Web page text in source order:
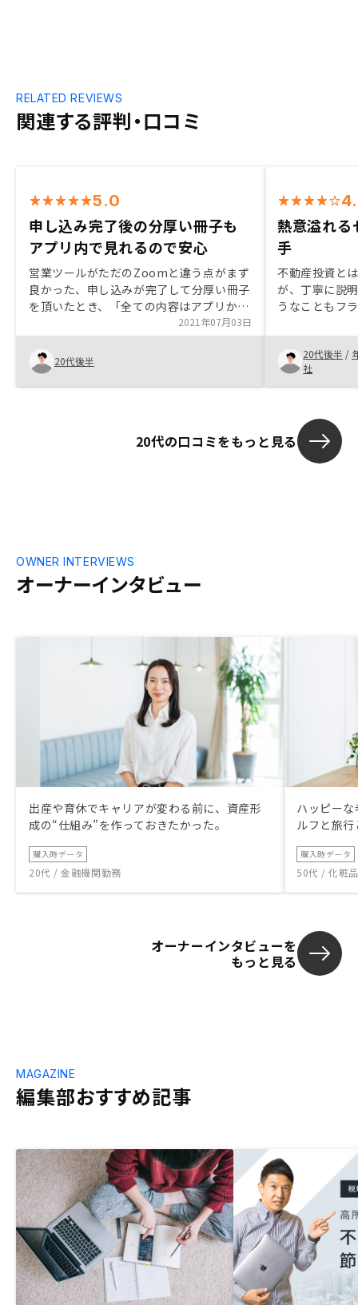
関連する評判・口コミ
RELATED REVIEWS
5.0
申し込み完了後の分厚い冊子も
アプリ内で見れるので安心
営業ツールがただのZoomと違う点がまず
良かった、申し込みが完了して分厚い冊子
を頂いたとき、「全ての内容はアプリから
も見れます」と言って頂けたのがすごく安
心しました3時間缶詰での手書き書類作成
が、DXによってオンライン完結するよう
になればよいなと思います
2021年07月03日
20代後半
熱意溢れる
手
不動産投資と
が、丁寧に説
うなこともフ
た、担当営業
に至った。
20代後半 /
社
20代の口コミをもっと見る
オーナーインタビュー
OWNER INTERVIEWS
出産や育休でキャリアが変わる前に、資産形
成の“仕組み”を作っておきたかった。
購入時データ
20代 / 金融機関勤務
ハッピー
ルフと旅
購入時データ
50代 / 化粧
オーナーインタビューを
もっと見る
編集部おすすめ記事
MAGAZINE